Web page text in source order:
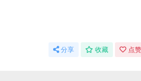
分享 收藏 点